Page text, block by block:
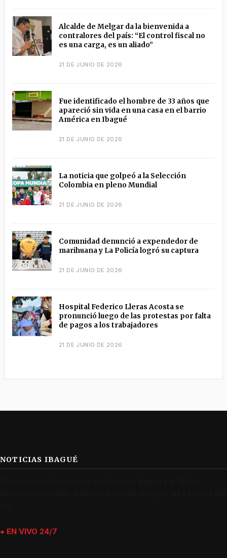
Alcalde de Melgar da la bienvenida a
contralores del país: “El control fiscal no
es una carga, es un aliado”
21 DE JUNIO DE 2026
Fue identificado el hombre de 33 años que
apareció sin vida en una casa en el barrio
América en Ibagué
21 DE JUNIO DE 2026
La noticia que golpeó a la Selección
Colombia en pleno Mundial
21 DE JUNIO DE 2026
Comunidad denunció a expendedor de
marihuana y La Policía logró su captura
21 DE JUNIO DE 2026
Hospital Federico Lleras Acosta se
pronunció luego de las protestas por falta
de pagos a los trabajadores
21 DE JUNIO DE 2026
NOTICIAS IBAGUÉ
● EN VIVO 24/7